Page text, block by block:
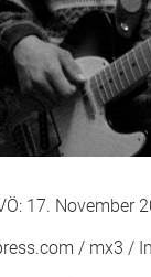
17. November
/ mx3 /